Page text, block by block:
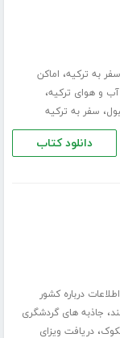
به ترکیه، اماکن
آب و هوای ترکیه،
، سفر به ترکیه
دانلود کتاب
اطلاعات درباره کشور
، جاذبه های گردشگری
،دریافت ویزای